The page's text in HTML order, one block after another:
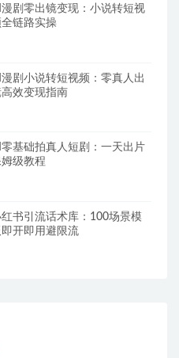
剧零出镜变现：小说转短视
全链路实操
剧小说转短视频：零真人出
高效变现指南
基础拍真人短剧：一天出片
姆级教程
红书引流话术库：100场景模
即开即用避限流